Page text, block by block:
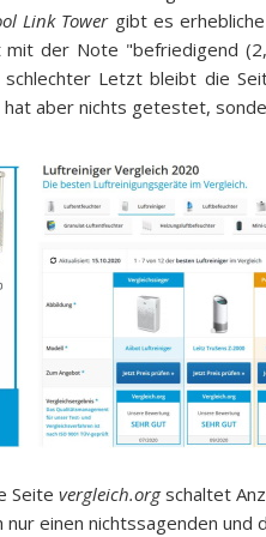
Link Towergibt es
der Note "befriedigend
Letzt bleibt die
aber nichts getestet,
Seite vergleich.orgschaltet
einen nichtssagenden und